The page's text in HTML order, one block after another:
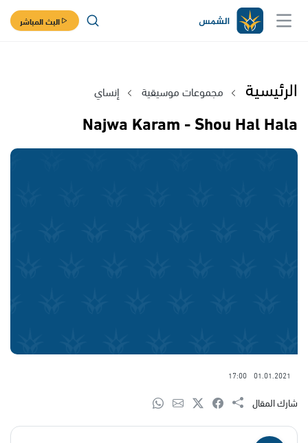
البث المباشر
الرئيسية مجموعات موسيقية إنساي
Najwa Karam - Shou Hal Hala
01.01.2021
17:00
شارك المقال